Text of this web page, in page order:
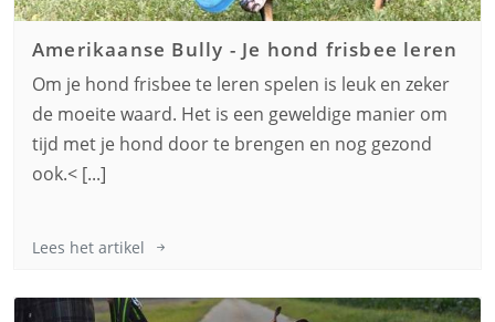
Amerikaanse Bully - Je hond frisbee leren
Om je hond frisbee te leren spelen is leuk en zeker
de moeite waard. Het is een geweldige manier om
tijd met je hond door te brengen en nog gezond
ook.< [...]
Lees het artikel